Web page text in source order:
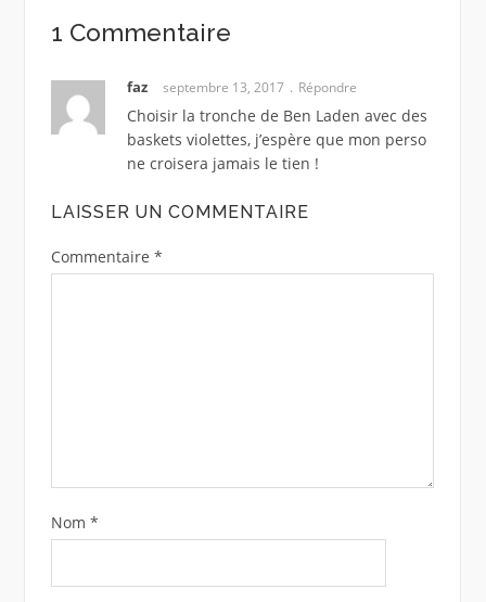
1 Commentaire
faz septembre 13, 2017 Répondre
Choisir la tronche de Ben Laden avec des
baskets violettes, j’espère que mon perso
ne croisera jamais le tien !
LAISSER UN COMMENTAIRE
Commentaire *
Nom *